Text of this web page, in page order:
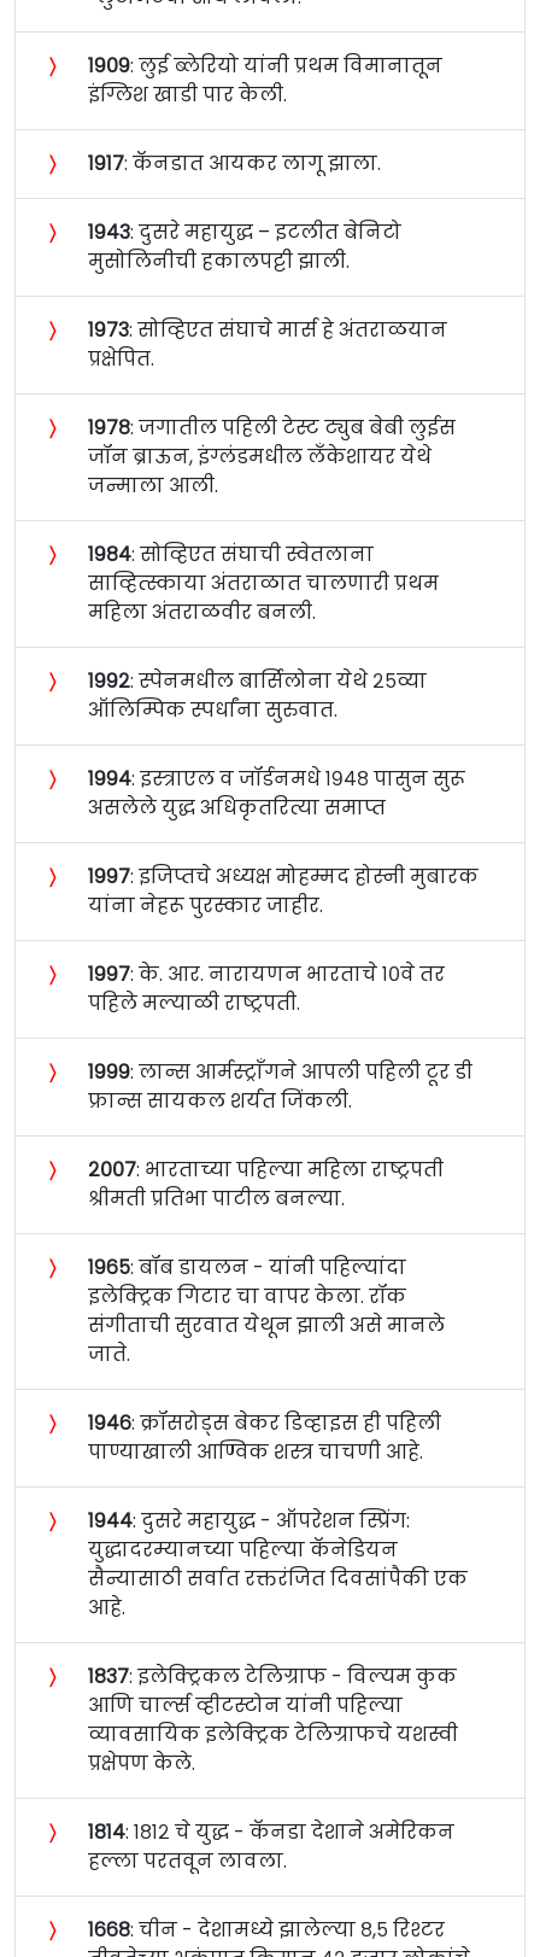
〉 १९०९: लुई ब्लेरियो यांनी प्रथम विमानातून
इंग्लिश खाडी पार केली.
〉 १९१७: कॅनडात आयकर लागू झाला.
〉 १९४३: दुसरे महायुद्ध – इटलीत बेनिटो
मुसोलिनीची हकालपट्टी झाली.
〉 १९७३: सोव्हिएत संघाचे मार्स हे अंतराळयान
प्रक्षेपित.
〉 १९७८: जगातील पहिली टेस्ट ट्युब बेबी लुईस
जॉन ब्राऊन, इंग्लंडमधील लँकेशायर येथे
जन्माला आली.
〉 १९८४: सोव्हिएत संघाची स्वेतलाना
साव्हित्स्काया अंतराळात चालणारी प्रथम
महिला अंतराळवीर बनली.
〉 १९९२: स्पेनमधील बार्सिलोना येथे २५व्या
ऑलिम्पिक स्पर्धांना सुरुवात.
〉 १९९४: इस्त्राएल व जॉर्डनमधे १९४८ पासुन सुरू
असलेले युद्ध अधिकृतरित्या समाप्त
〉 १९९७: इजिप्तचे अध्यक्ष मोहम्मद होस्नी मुबारक
यांना नेहरू पुरस्कार जाहीर.
〉 १९९७: के. आर. नारायणन भारताचे १०वे तर
पहिले मल्याळी राष्ट्रपती.
〉 १९९९: लान्स आर्मस्ट्राँगने आपली पहिली टूर डी
फ्रान्स सायकल शर्यत जिंकली.
〉 २००७: भारताच्या पहिल्या महिला राष्ट्रपती
श्रीमती प्रतिभा पाटील बनल्या.
〉 १९६५: बॉब डायलन - यांनी पहिल्यांदा
इलेक्ट्रिक गिटार चा वापर केला. रॉक
संगीताची सुरवात येथून झाली असे मानले
जाते.
〉 १९४६: क्रॉसरोड्स बेकर डिव्हाइस ही पहिली
पाण्याखाली आण्विक शस्त्र चाचणी आहे.
〉 १९४४: दुसरे महायुद्ध - ऑपरेशन स्प्रिंग:
युद्धादरम्यानच्या पहिल्या कॅनेडियन
सैन्यासाठी सर्वात रक्तरंजित दिवसांपैकी एक
आहे.
〉 १८३७: इलेक्ट्रिकल टेलिग्राफ - विल्यम कुक
आणि चार्ल्स व्हीटस्टोन यांनी पहिल्या
व्यावसायिक इलेक्ट्रिक टेलिग्राफचे यशस्वी
प्रक्षेपण केले.
〉 १८१४: १८१२ चे युद्ध - कॅनडा देशाने अमेरिकन
हल्ला परतवून लावला.
〉 १६६८: चीन - देशामध्ये झालेल्या ८,५ रिश्टर